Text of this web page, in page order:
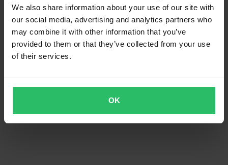
We also share information about your use of our site with
our social media, advertising and analytics partners who
may combine it with other information that you’ve
provided to them or that they’ve collected from your use
of their services.
OK